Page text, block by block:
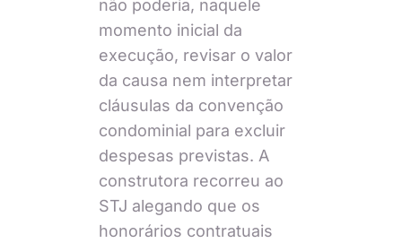
não poderia, naquele
momento inicial da
execução, revisar o valor
da causa nem interpretar
cláusulas da convenção
condominial para excluir
despesas previstas. A
construtora recorreu ao
STJ alegando que os
honorários contratuais